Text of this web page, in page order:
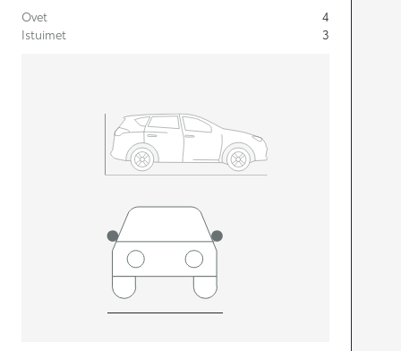
Ovet
4
Istuimet
3